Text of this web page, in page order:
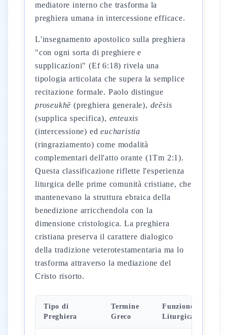
mediatore interno che trasforma la
preghiera umana in intercessione efficace.
L'insegnamento apostolico sulla preghiera
"con ogni sorta di preghiere e
supplicazioni" (Ef 6:18) rivela una
tipologia articolata che supera la semplice
recitazione formale. Paolo distingue
proseukhē (preghiera generale), deēsis
(supplica specifica), enteuxis
(intercessione) edeucharistia
(ringraziamento) come modalità
complementari dell'atto orante (1Tm 2:1).
Questa classificazione riflette l'esperienza
liturgica delle prime comunità cristiane, che
mantenevano la struttura ebraica della
benedizione arricchendola con la
dimensione cristologica. La preghiera
cristiana preserva il carattere dialogico
della tradizione veterotestamentaria ma lo
trasforma attraverso la mediazione del
Cristo risorto.
Tipo di
Preghiera
Termine
Greco
Funzione
Liturgica